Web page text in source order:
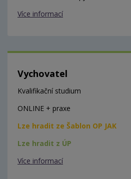
Více informací
Vychovatel
Kvalifikační studium
ONLINE + praxe
Lze hradit ze Šablon OP JAK
Lze hradit z ÚP
Více informací